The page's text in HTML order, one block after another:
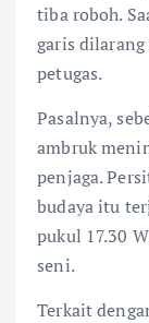
tiba roboh.
garis dilarang
petugas.
Pasalnya,
ambruk
penjaga.
budaya itu
pukul 17.30
seni.
Terkait